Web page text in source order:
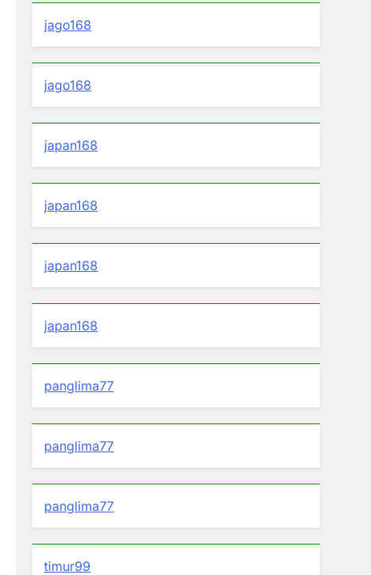
jago168
jago168
japan168
japan168
japan168
japan168
panglima77
panglima77
panglima77
timur99